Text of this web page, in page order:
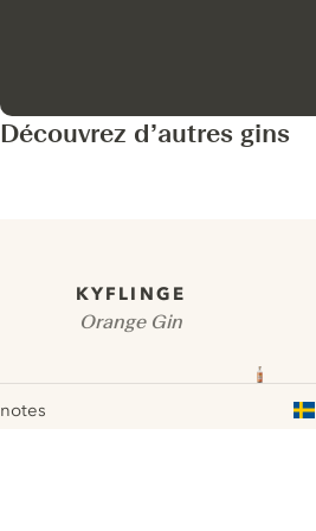
Découvrez d’autres gins
KYFLINGE
Orange Gin